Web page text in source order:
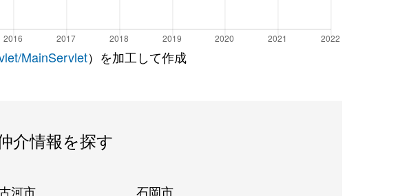
MainServlet）を加工して作成
介情報を探す
河市
石岡市